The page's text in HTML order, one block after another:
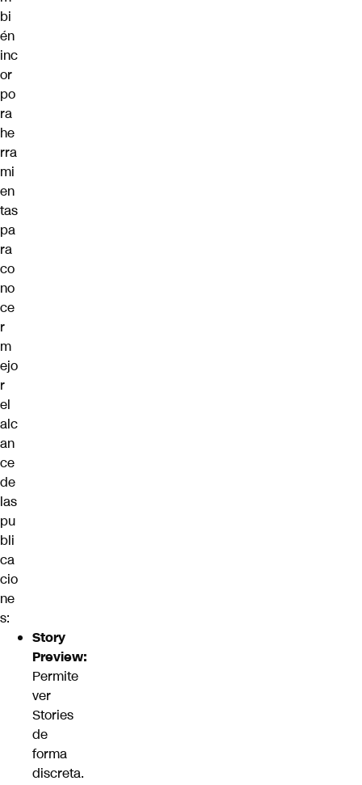
bi
én
inc
or
po
ra
he
rra
mi
en
tas
pa
ra
co
no
ce
r
m
ejo
r
el
alc
an
ce
de
las
pu
bli
ca
cio
ne
s:
Story
Preview:
Permite
ver
Stories
de
forma
discreta.